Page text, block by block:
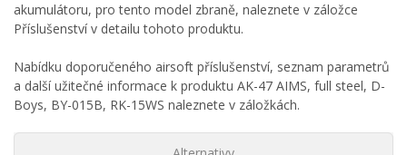
akumulátoru, pro tento model zbraně, naleznete v záložce
Příslušenství v detailu tohoto produktu.
Nabídku doporučeného airsoft příslušenství, seznam parametrů
a další užitečné informace k produktu AK-47 AIMS, full steel, D-
Boys, BY-015B, RK-15WS naleznete v záložkách.